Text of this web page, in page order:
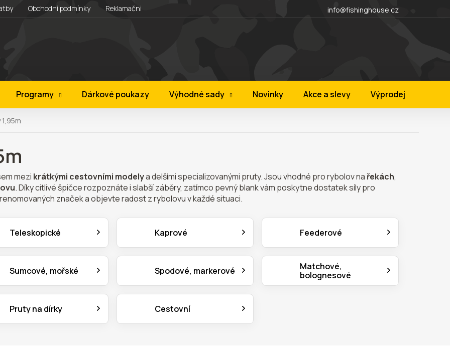
info@fishinghouse.cz
Obchodní podmínky Reklamační řád Nákup na splátky Pravidla ochrany
Programy Dárkové poukazy Výhodné sady Novinky Akce a slevy Výprodej
mezi krátkými cestovními modelya delšími specializovanými pruty. Jsou vhodné pro rybolov nařekách,
. Díky citlivé špičce rozpoznáte i slabší záběry, zatímco pevný blank vám poskytne dostatek síly pro
značek a objevte radost z rybolovu v každé situaci.
Teleskopické Kaprové Feederové
Sumcové, mořské Spodové, markerové
Matchové,
bolognesové
Pruty na dírky Cestovní